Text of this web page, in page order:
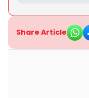
Share Article